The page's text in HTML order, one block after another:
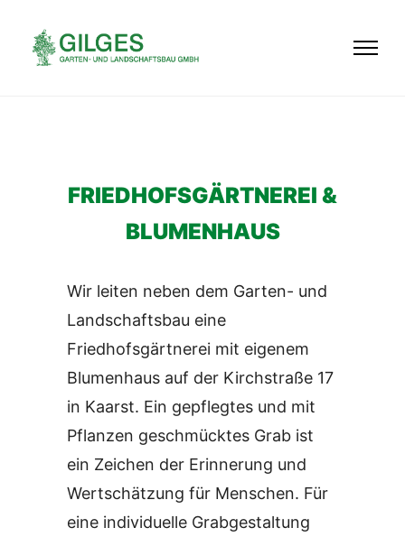
FRIEDHOFSGÄRTNEREI &
BLUMENHAUS
Wir leiten neben dem Garten- und
Landschaftsbau eine
Friedhofsgärtnerei mit eigenem
Blumenhaus auf der Kirchstraße 17
in Kaarst. Ein gepflegtes und mit
Pflanzen geschmücktes Grab ist
ein Zeichen der Erinnerung und
Wertschätzung für Menschen. Für
eine individuelle Grabgestaltung